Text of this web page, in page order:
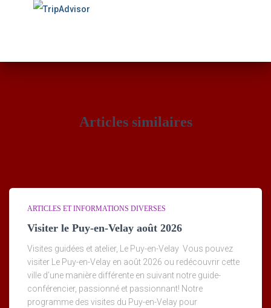
Articles similaires
ARTICLES ET INFORMATIONS DIVERSES
Visiter le Puy-en-Velay août 2026
Visites guidées et atelier, Le Puy-en-Velay Vous pouvez
visiter Le Puy-en-Velay en août 2026 ou redécouvrir cette
ville d’une manière différente en suivant notre guide-
conférencier, passionné et passionnant! Notre
programme des visites du Puy-en-Velay pour